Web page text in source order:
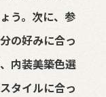
う。次に、参
の好みに合っ
内装美築色選
タイルに合っ